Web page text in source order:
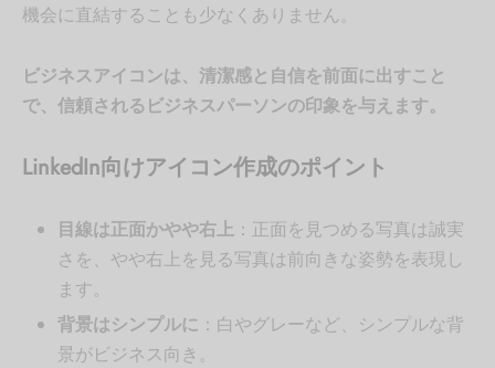
機会に直結することも少なくありません。
ビジネスアイコンは、清潔感と自信を前面に出すこと
で、信頼されるビジネスパーソンの印象を与えます。
LinkedIn向けアイコン作成のポイント
目線は正面かやや右上：正面を見つめる写真は誠実
さを、やや右上を見る写真は前向きな姿勢を表現し
ます。
背景はシンプルに ：白やグレーなど、シンプルな背
景がビジネス向き。